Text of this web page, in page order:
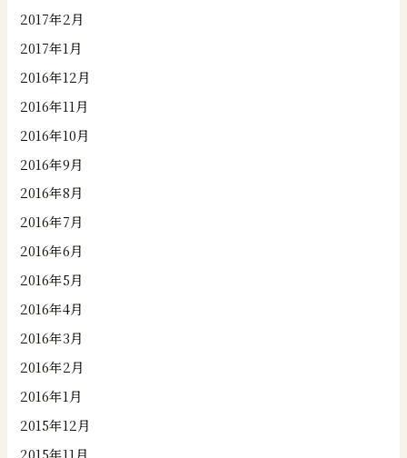
2017年2月
2017年1月
2016年12月
2016年11月
2016年10月
2016年9月
2016年8月
2016年7月
2016年6月
2016年5月
2016年4月
2016年3月
2016年2月
2016年1月
2015年12月
2015年11月